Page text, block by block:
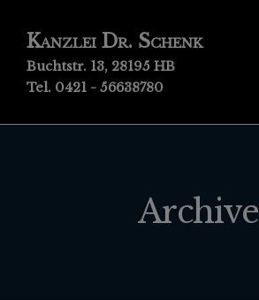
Kanzlei Dr. Schenk
Buchtstr. 13, 28195 HB
Tel. 0421 - 56638780
Archive